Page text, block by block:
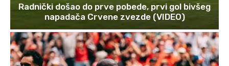
Radnički došao do prve pobede, prvi gol bivšeg
napadača Crvene zvezde (VIDEO)